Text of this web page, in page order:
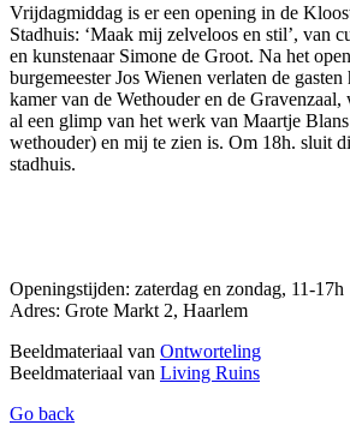
Vrijdagmiddag is er een opening in de
Stadhuis: ‘Maak mij zelveloos en stil’, van
en kunstenaar Simone de Groot. Na het
burgemeester Jos Wienen verlaten de
kamer van de Wethouder en de Gravenzaal,
al een glimp van het werk van Maartje
wethouder) en mij te zien is. Om 18h. sluit
stadhuis.
Openingstijden: zaterdag en zondag, 11-17h
Adres: Grote Markt 2, Haarlem
Beeldmateriaal van Ontworteling
Beeldmateriaal van Living Ruins
Go back